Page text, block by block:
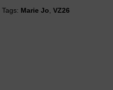
Tags: Marie Jo ,VZ26